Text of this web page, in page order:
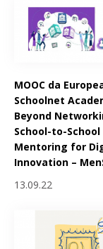
MOOC da
Schoolnet
Beyond
School-to-School
Mentoring for
Innovation –
13.09.22